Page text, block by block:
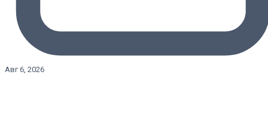
Авг 6, 2026